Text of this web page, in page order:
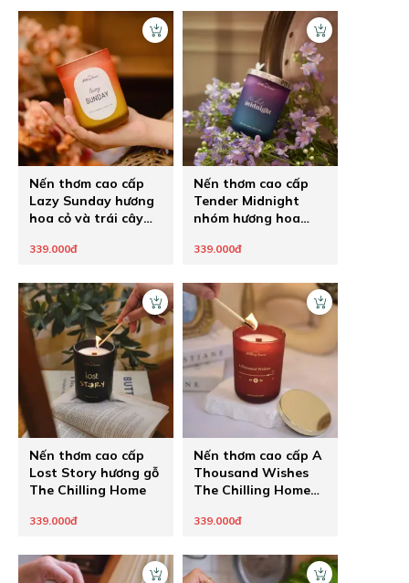
Nến thơm cao cấp
Lazy Sunday hương
hoa cỏ và trái cây
Chilling Home
339.000đ
Nến thơm cao cấp
Tender Midnight
nhóm hương hoa
339.000đ
Nến thơm cao cấp
Lost Story hương gỗ
The Chilling Home
339.000đ
Nến thơm cao cấp A
Thousand Wishes
The Chilling Home
339.000đ